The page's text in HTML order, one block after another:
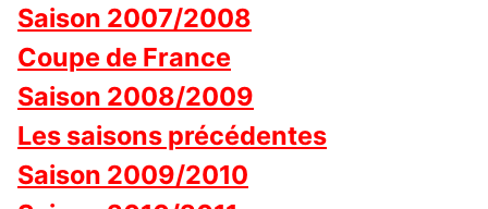
Saison 2007/2008
Coupe de France
Saison 2008/2009
Les saisons précédentes
Saison 2009/2010